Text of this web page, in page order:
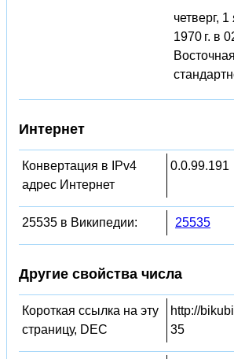
четверг,
1970 г. в
Интернет
Конвертация в IPv4
адрес Интернет
0.0.99.191
25535 в Википедии: 25535
Другие свойства числа
Короткая ссылка на эту
страницу, DEC
http://
35